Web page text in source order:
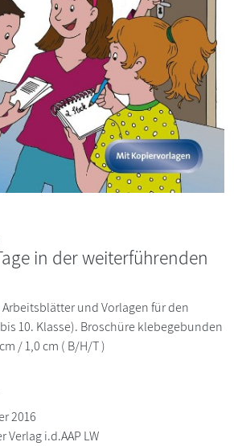
in der weiterführenden
und Vorlagen für den
10. Klasse). Broschüre klebegebunden
/ 1,0 cm ( B/H/T )
2016
Verlag i.d.AAP LW